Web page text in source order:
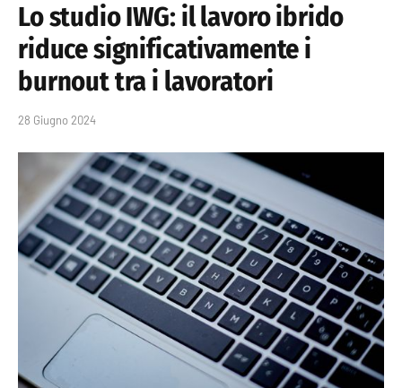
Lo studio IWG: il lavoro ibrido
riduce significativamente i
burnout tra i lavoratori
28 Giugno 2024